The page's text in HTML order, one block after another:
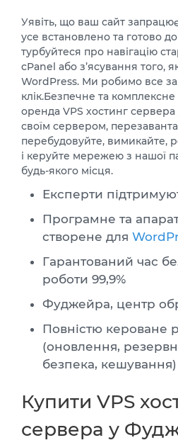
Уявіть, що ваш сайт
усе встановлено та готово
турбуйтеся про навігацію
cPanel або з’ясування того,
WordPress. Ми робимо все
клік.Безпечне та
оренда VPS хостинг
своїм сервером,
перебудовуйте, вимикайте,
і керуйте мережею з нашої
будь-якого місця.
Експерти
Програмне та
створене для
Гарантований час
роботи 99,9%
Фуджейра, центр
Повністю кероване
(оновлення,
безпека, кешування)
Купити VPS
сервера у